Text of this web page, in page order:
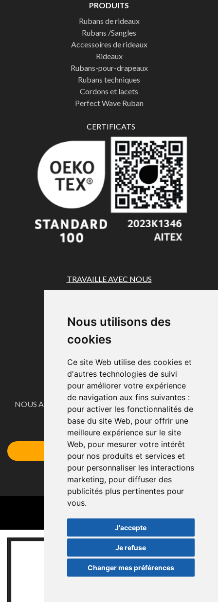
Nous utilisons des
cookies
Ce site Web utilise des cookies et
d'autres technologies de suivi
pour améliorer votre expérience
de navigation aux fins suivantes :
pour activer les fonctionnalités de
base du site Web, pour offrir une
meilleure expérience sur le site
Web, pour mesurer votre intérêt
pour nos produits et services et
pour personnaliser les interactions
marketing, pour diffuser des
publicités plus pertinentes pour
vous.
J'accepte
Je refuse
Changer mes préférences
PRODUITS
Rubans de rideaux
Rubans /Sangles
Accessoires de rideaux
Rideaux
Rubans-pour-drapeaux
Rubans techniques
Cordons et lacets
Perfect Wave Ruban
CERTIFICATS
TRAVAILLE AVEC NOUS
Politique de confidentialité
Avis juridique
CONTACTE
NOUS ADAPTONS NOS PRODUITS AUX BESOINS DE
NOS CLIENTS.
Demandez votre devis ici
Accéder au Formulaire